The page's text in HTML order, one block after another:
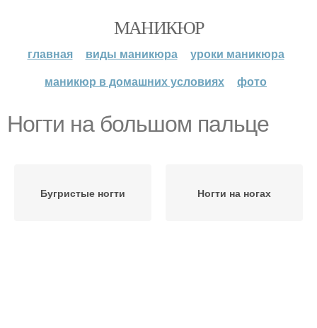
МАНИКЮР
главная виды маникюра
уроки маникюра
маникюр в домашних условиях
фото
Ногти на большом пальце
Бугристые ногти Ногти на ногах